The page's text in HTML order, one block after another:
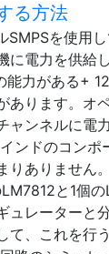
る方法
SMPSを使用
に電力を供給
能力がある+
あります。オ
ャンネルに電
ンドのコンポ
りありません
と1個の
ュレーターと
て、これを行